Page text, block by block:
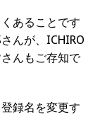
あることです
んが、ICHIRO
んもご存知で
録名を変更す